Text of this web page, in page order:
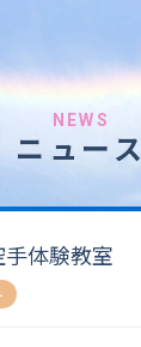
NEWS
ニュース
体験教室